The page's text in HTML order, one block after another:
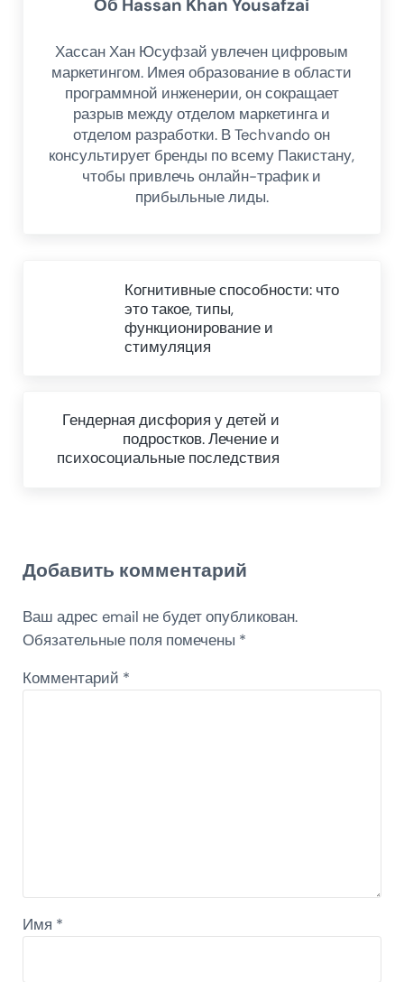
Об Hassan Khan Yousafzai
Хассан Хан Юсуфзай увлечен цифровым
маркетингом. Имея образование в области
программной инженерии, он сокращает
разрыв между отделом маркетинга и
отделом разработки. В Techvando он
консультирует бренды по всему Пакистану,
чтобы привлечь онлайн-трафик и
прибыльные лиды.
Когнитивные способности: что
это такое, типы,
функционирование и
стимуляция
Гендерная дисфория у детей и
подростков. Лечение и
психосоциальные последствия
Добавить комментарий
Ваш адрес email не будет опубликован.
Обязательные поля помечены *
Комментарий *
Имя *